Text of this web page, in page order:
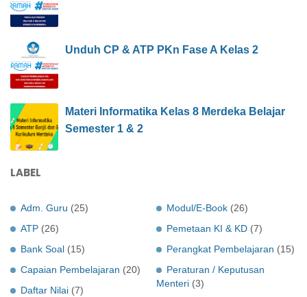
Unduh CP & ATP PKn Fase A Kelas 2
Materi Informatika Kelas 8 Merdeka Belajar
Semester 1 & 2
LABEL
Adm. Guru (25)
ATP (26)
Bank Soal (15)
Capaian Pembelajaran (20)
Daftar Nilai (7)
Modul/E-Book (26)
Pemetaan KI & KD (7)
Perangkat Pembelajaran (15)
Peraturan / Keputusan
Menteri (3)